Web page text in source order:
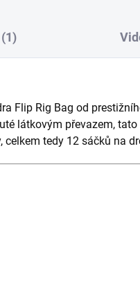
Flip Rig Bag od
látkovým převazem, tato
celkem tedy 12 sáčků na